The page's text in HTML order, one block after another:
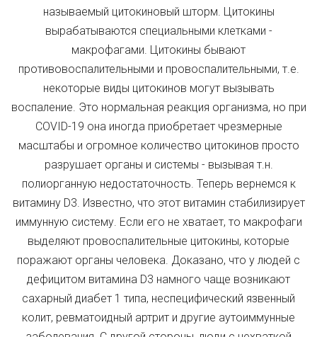
называемый цитокиновый шторм. Цитокины
вырабатываются специальными клетками -
макрофагами. Цитокины бывают
противовоспалительными и провоспалительными, т.е.
некоторые виды цитокинов могут вызывать
воспаление. Это нормальная реакция организма, но при
COVID-19 она иногда приобретает чрезмерные
масштабы и огромное количество цитокинов просто
разрушает органы и системы - вызывая т.н.
полиорганную недостаточность. Теперь вернемся к
витамину D3. Известно, что этот витамин стабилизирует
иммунную систему. Если его не хватает, то макрофаги
выделяют провоспалительные цитокины, которые
поражают органы человека. Доказано, что у людей с
дефицитом витамина D3 намного чаще возникают
сахарный диабет 1 типа, неспецифический язвенный
колит, ревматоидный артрит и другие аутоиммунные